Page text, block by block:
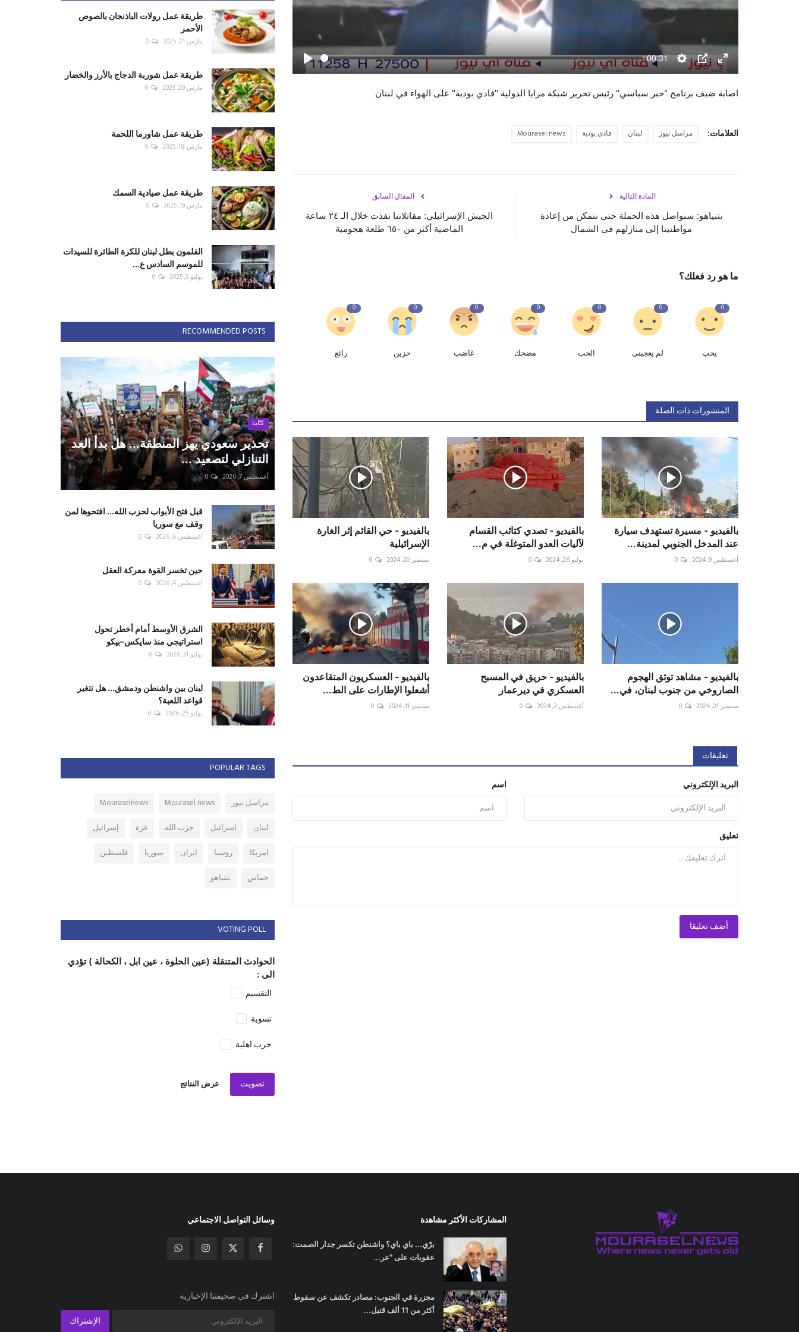
Play
00:31
Settings
PIP
Enter
اصابة ضيف برنامج "حبر سياسي" رئيس تحرير شبكة مرايا الدولية "فادي بودية" على الهواء في لبنان
العلامات: مراسل نيوز لبنان فادي بودية Mourasel news
المقال السابق
الجيش الإسرائيلي: مقاتلاتنا نفذت خلال الـ ٢٤ ساعة
الماضية أكثر من ٦٥٠ طلعة هجومية
المادة التالية
نتنياهو: سنواصل هذه الحملة حتى نتمكن من إعادة
مواطنينا إلى منازلهم في الشمال
ما هو رد فعلك؟
0
يحب
0
لم يعجبنى
0
الحب
0
مضحك
0
غاضب
0
حزين
0
رائع
المنشورات ذات الصلة
بالفيديو - مسيرة تستهدف سيارة
عند المدخل الجنوبي لمدينة...
أغسطس 9, 2024 0
بالفيديو - تصدي كتائب القسام
لآليات العدو المتوغلة في م...
يوليو 26, 2024 0
بالفيديو - حي القائم إثر الغارة
الإسرائيلية
سبتمبر 20, 2024 0
بالفيديو - مشاهد توثق الهجوم
الصاروخي من جنوب لبنان، في...
سبتمبر 21, 2024 0
بالفيديو - حريق في المسبح
العسكري في ديرعمار
أغسطس 2, 2024 0
بالفيديو - العسكريون المتقاعدون
أشعلوا الإطارات على الط...
سبتمبر 11, 2024 0
تعليقات
اسم البريد الإلكتروني
تعليق
أضف تعليقا
طريقة عمل رولات الباذنجان بالصوص
الأحمر
مارس 21, 2025 0
طريقة عمل شوربة الدجاج بالأرز والخضار
مارس 20, 2025 0
طريقة عمل شاورما اللحمة
مارس 18, 2025 0
طريقة عمل صيادية السمك
مارس 19, 2025 0
القلمون بطل لبنان للكرة الطائرة للسيدات
للموسم السادس ع...
يوليو 3, 2025 0
RECOMMENDED POSTS
كتّابنا
تحذير سعودي يهز المنطقة... هل بدأ العد
التنازلي لتصعيد ...
أغسطس 7, 2026 0
قبل فتح الأبواب لحزب الله... افتحوها لمن
وقف مع سوريا
أغسطس 6, 2026 0
حين تخسر القوة معركة العقل
أغسطس 4, 2026 0
الشرق الأوسط أمام أخطر تحول
استراتيجي منذ سايكس–بيكو
يوليو 31, 2026 0
لبنان بين واشنطن ودمشق... هل تتغير
قواعد اللعبة؟
يوليو 25, 2026 0
POPULAR TAGS
مراسل نيوز Mourasel news
Mouraselnews
لبنان
اسرائيل حزب الله غزة
إسرائيل
امريكا
روسيا ايران سوريا
فلسطين
حماس
نتنياهو
VOTING POLL
الحوادث المتنقلة (عين الحلوة ، عين ابل ، الكحالة ) تؤدي
الى :
التقسيم
تسوية
حرب اهلية
تصويت عرض النتائج
المشاركات الأكثر مشاهدة
برّي... باي باي؟ واشنطن تكسر جدار الصمت:
عقوبات على "عر...
مجزرة في الجنوب: مصادر تكشف عن سقوط
أكثر من 11 ألف قتيل...
وسائل التواصل الاجتماعي
اشترك في صحيفتنا الإخبارية
الإشتراك